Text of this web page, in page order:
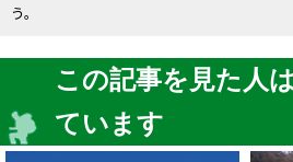
う。
この記事を見た人
ています